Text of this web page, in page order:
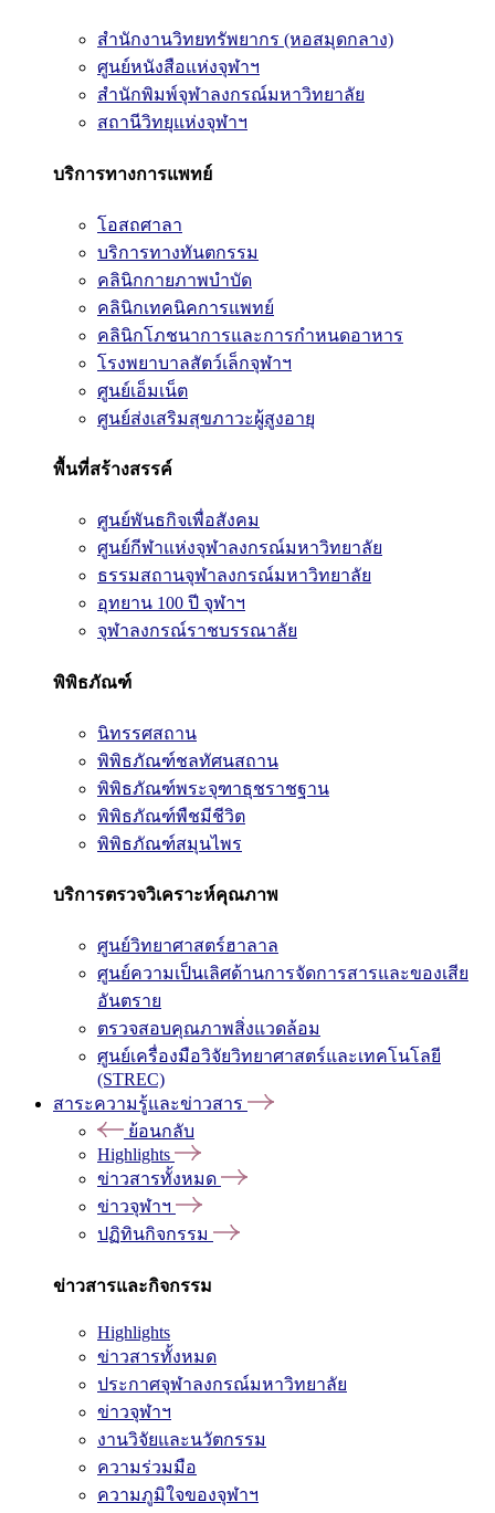
สำนักงานวิทยทรัพยากร (หอสมุดกลาง)
ศูนย์หนังสือแห่งจุฬาฯ
สำนักพิมพ์จุฬาลงกรณ์มหาวิทยาลัย
สถานีวิทยุแห่งจุฬาฯ
บริการทางการแพทย์
โอสถศาลา
บริการทางทันตกรรม
คลินิกกายภาพบำบัด
คลินิกเทคนิคการแพทย์
คลินิกโภชนาการและการกำหนดอาหาร
โรงพยาบาลสัตว์เล็กจุฬาฯ
ศูนย์เอ็มเน็ต
ศูนย์ส่งเสริมสุขภาวะผู้สูงอายุ
พื้นที่สร้างสรรค์
ศูนย์พันธกิจเพื่อสังคม
ศูนย์กีฬาแห่งจุฬาลงกรณ์มหาวิทยาลัย
ธรรมสถานจุฬาลงกรณ์มหาวิทยาลัย
อุทยาน 100 ปี จุฬาฯ
จุฬาลงกรณ์ราชบรรณาลัย
พิพิธภัณฑ์
นิทรรศสถาน
พิพิธภัณฑ์ชลทัศนสถาน
พิพิธภัณฑ์พระจุฑาธุชราชฐาน
พิพิธภัณฑ์พืชมีชีวิต
พิพิธภัณฑ์สมุนไพร
บริการตรวจวิเคราะห์คุณภาพ
ศูนย์วิทยาศาสตร์ฮาลาล
ศูนย์ความเป็นเลิศด้านการจัดการสารและของเสีย
อันตราย
ตรวจสอบคุณภาพสิ่งแวดล้อม
ศูนย์เครื่องมือวิจัยวิทยาศาสตร์และเทคโนโลยี
(STREC)
สาระความรู้และข่าวสาร
ย้อนกลับ
Highlights
ข่าวสารทั้งหมด
ข่าวจุฬาฯ
ปฏิทินกิจกรรม
ข่าวสารและกิจกรรม
Highlights
ข่าวสารทั้งหมด
ประกาศจุฬาลงกรณ์มหาวิทยาลัย
ข่าวจุฬาฯ
งานวิจัยและนวัตกรรม
ความร่วมมือ
ความภูมิใจของจุฬาฯ